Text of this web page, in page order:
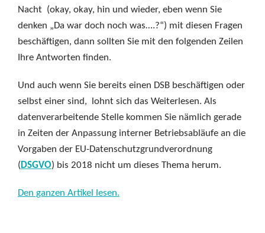
Nacht (okay, okay, hin und wieder, eben wenn Sie
denken „Da war doch noch was….?“) mit diesen Fragen
beschäftigen, dann sollten Sie mit den folgenden Zeilen
Ihre Antworten finden.
Und auch wenn Sie bereits einen DSB beschäftigen oder
selbst einer sind, lohnt sich das Weiterlesen. Als
datenverarbeitende Stelle kommen Sie nämlich gerade
in Zeiten der Anpassung interner Betriebsabläufe an die
Vorgaben der EU-Datenschutzgrundverordnung
( DSGVO) bis 2018 nicht um dieses Thema herum.
Den ganzen Artikel lesen.